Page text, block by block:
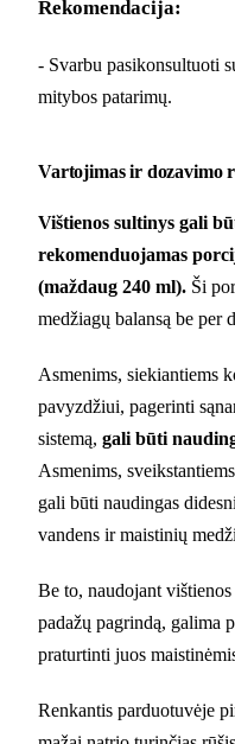
Rekomendacija:
- Svarbu pasikonsultuoti
mitybos patarimų.
Vartojimas ir dozavimo
Vištienos sultinys gali
rekomenduojamas
(maždaug 240 ml). Ši
medžiagų balansą be
Asmenims, siekiantiems
pavyzdžiui, pagerinti
sistemą, gali būti
Asmenims,
gali būti naudingas
vandens ir maistinių
Be to, naudojant
padažų pagrindą, galima
praturtinti juos
Renkantis parduotuvėje